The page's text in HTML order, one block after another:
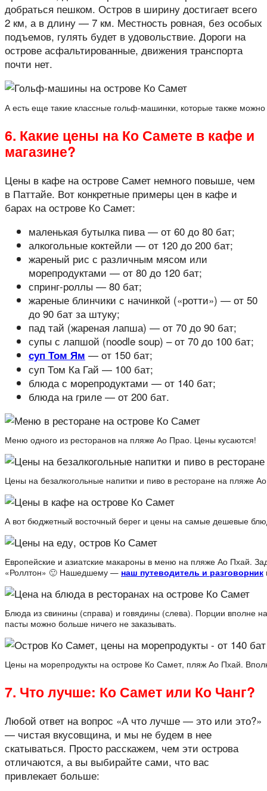
добраться пешком. Остров в ширину достигает всего
2 км, а в длину — 7 км. Местность ровная, без особых
подъемов, гулять будет в удовольствие. Дороги на
острове асфальтированные, движения транспорта
почти нет.
А есть еще такие классные гольф-машинки, которые также можно
6. Какие цены на Ко Самете в кафе и
магазине?
Цены в кафе на острове Самет немного повыше, чем
в Паттайе. Вот конкретные примеры цен в кафе и
барах на острове Ко Самет:
маленькая бутылка пива — от 60 до 80 бат;
алкогольные коктейли — от 120 до 200 бат;
жареный рис с различным мясом или
морепродуктами — от 80 до 120 бат;
спринг-роллы — 80 бат;
жареные блинчики с начинкой («ротти») — от 50
до 90 бат за штуку;
пад тай (жареная лапша) — от 70 до 90 бат;
супы с лапшой (noodle soup) – от 70 до 100 бат;
суп Том Ям — от 150 бат;
суп Том Ка Гай — 100 бат;
блюда с морепродуктами — от 140 бат;
блюда на гриле — от 200 бат.
Меню одного из ресторанов на пляже Ао Прао. Цены кусаются!
Цены на безалкогольные напитки и пиво в ресторане на пляже
А вот бюджетный восточный берег и цены на самые дешевые
Европейские и азиатские макароны в меню на пляже Ао Пхай.
«Роллтон» 🙂 Нашедшему — наш путеводитель и разговорник
Блюда из свинины (справа) и говядины (слева). Порции вполне
пасты можно больше ничего не заказывать.
Цены на морепродукты на острове Ко Самет, пляж Ао Пхай.
7. Что лучше: Ко Самет или Ко Чанг?
Любой ответ на вопрос «А что лучше — это или это?»
— чистая вкусовщина, и мы не будем в нее
скатываться. Просто расскажем, чем эти острова
отличаются, а вы выбирайте сами, что вас
привлекает больше: